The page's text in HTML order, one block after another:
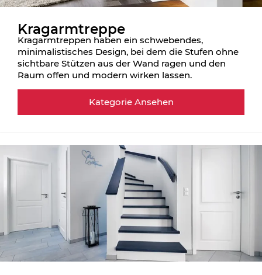
Kragarmtreppe
Kragarmtreppen haben ein schwebendes,
minimalistisches Design, bei dem die Stufen ohne
sichtbare Stützen aus der Wand ragen und den
Raum offen und modern wirken lassen.
Kategorie Ansehen